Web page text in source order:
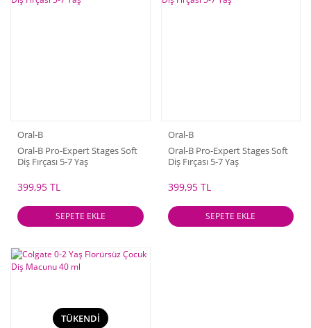
Oral-B
Oral-B Pro-Expert Stages Soft
Diş Fırçası 5-7 Yaş
399,95 TL
SEPETE EKLE
Oral-B
Oral-B Pro-Expert Stages Soft
Diş Fırçası 5-7 Yaş
399,95 TL
SEPETE EKLE
TÜKENDİ